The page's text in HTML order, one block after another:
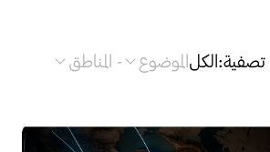
تصفية:الكلالموضوع - المناطق